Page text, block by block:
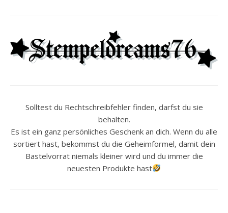
Solltest du Rechtschreibfehler finden, darfst du sie
behalten.
Es ist ein ganz persönliches Geschenk an dich. Wenn du alle
sortiert hast, bekommst du die Geheimformel, damit dein
Bastelvorrat niemals kleiner wird und du immer die
neuesten Produkte hast